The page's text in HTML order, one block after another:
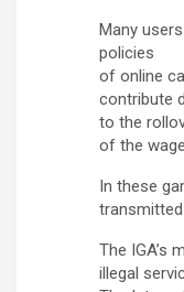
Many
policies
of online
contribute
to the
of the
In these
transmitted
The IGA’s
illegal